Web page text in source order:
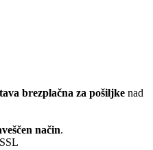
brezplačna za pošiljke nad
način.